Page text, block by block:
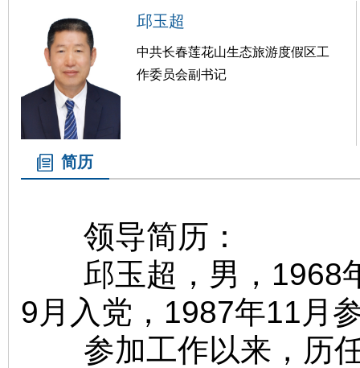
邱玉超
中共长春莲花山生态旅游度假区工
作委员会副书记
简历
领导简历：
邱玉超，男，1968年
9月入党，1987年11月
参加工作以来，历任